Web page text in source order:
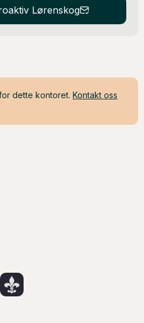
Lørenskog
dette kontoret. Kontakt oss